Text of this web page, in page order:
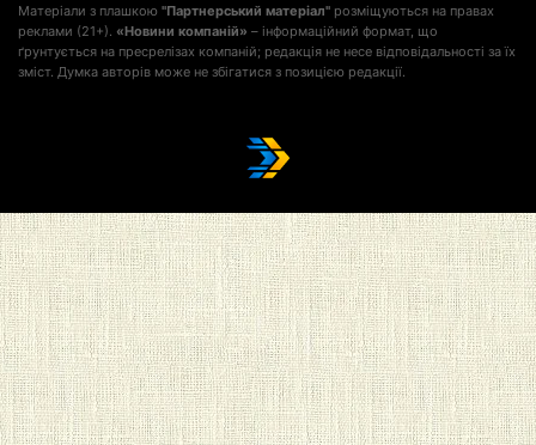
Матеріали з плашкою "Партнерський матеріал" розміщуються на правах
реклами (21+). «Новини компаній» – інформаційний формат, що
ґрунтується на пресрелізах компаній; редакція не несе відповідальності за їх
зміст. Думка авторів може не збігатися з позицією редакції.